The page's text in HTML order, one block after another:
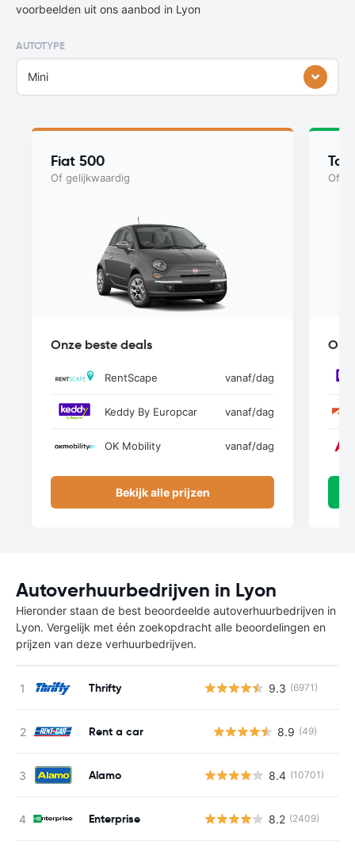
voorbeelden uit ons aanbod in Lyon
AUTOTYPE
Mini
Fiat 500
Of gelijkwaardig
Onze beste deals
RentScape vanaf/dag
Keddy By Europcar vanaf/dag
OK Mobility vanaf/dag
Bekijk alle prijzen
Of
Autoverhuurbedrijven in Lyon
Hieronder staan de best beoordeelde autoverhuurbedrijven in
Lyon. Vergelijk met één zoekopdracht alle beoordelingen en
prijzen van deze verhuurbedrijven.
Thrifty 9.3 (6971)
Rent a car 8.9 (49)
Alamo 8.4 (10701)
Enterprise 8.2 (2409)